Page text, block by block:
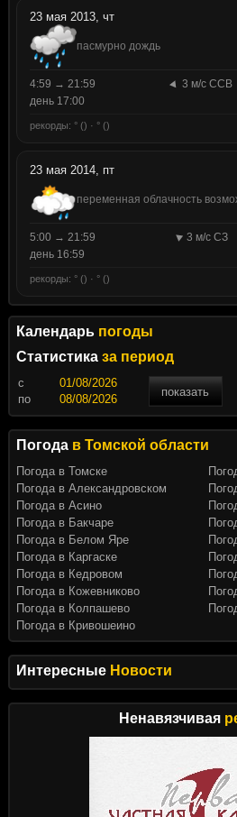
Интересные Новости
Ненавязчивая
23 мая 2013, чт
пасмурно дождь
4:59 → 21:59
3 м/с ССВ
день 17:00
рекорды: ° () · ° ()
23 мая 2014, пт
переменная облачность
5:00 → 21:59
3 м/с СЗ
день 16:59
рекорды: ° () · ° ()
Календарь погоды
Статистика за период
c
показать
по
Погода в Томской области
Погода в Томске
Погода в Александровском
Погода в Асино
Погода в Бакчаре
Погода в Белом Яре
Погода в Каргаске
Погода в Кедровом
Погода в Кожевниково
Погода в Колпашево
Погода в Кривошеино